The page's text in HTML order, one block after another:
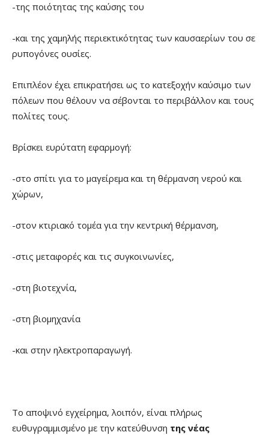
-της ποιότητας της καύσης του
-και της χαμηλής περιεκτικότητας των καυσαερίων του σε
ρυπογόνες ουσίες.
Επιπλέον έχει επικρατήσει ως το κατεξοχήν καύσιμο των
πόλεων που θέλουν να σέβονται το περιβάλλον και τους
πολίτες τους.
Βρίσκει ευρύτατη εφαρμογή:
-στο σπίτι για το μαγείρεμα και τη θέρμανση νερού και
χώρων,
-στον κτιριακό τομέα για την κεντρική θέρμανση,
-στις μεταφορές και τις συγκοινωνίες,
-στη βιοτεχνία,
-στη βιομηχανία
-και στην ηλεκτροπαραγωγή.
Το αποψινό εγχείρημα, λοιπόν, είναι πλήρως
ευθυγραμμισμένο με την κατεύθυνση της νέας